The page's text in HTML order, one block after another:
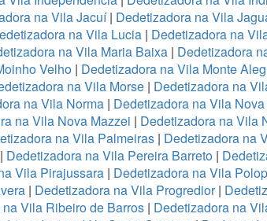
na Vila Jacuí| Dedetizadora na Vila
na Vila Lucia| Dedetizadora na
na Vila Maria Baixa| Dedetizadora
Velho| Dedetizadora na Vila Monte
na Vila Morse| Dedetizadora na
na Vila Norma| Dedetizadora na Vila
na Vila Nova Mazzei | Dedetizadora na Vila
na Vila Palmeiras | Dedetizadora na
| Dedetizadora na Vila Pereira Barreto |
Vila Pirajussara| Dedetizadora na Vila
| Dedetizadora na Vila Progredior|
Vila Ribeiro de Barros | Dedetizadora na